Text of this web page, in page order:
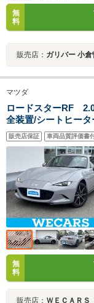
無
料
販売店： ガリバー 小
マツダ
ロードスターRF
全装置/シートヒー
ブレコーダー 社外/
滑り防止装置/アイド
販売店保証 車両品質評価書
無
料
販売店： ＷＥＣＡＲＳ